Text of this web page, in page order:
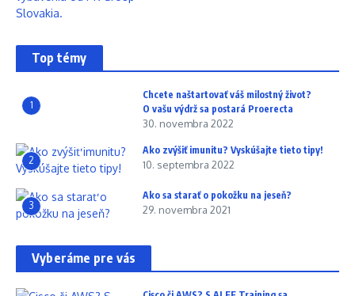
Top témy
1
Chcete naštartovať váš milostný život?
O vašu výdrž sa postará Proerecta
30. novembra 2022
2
Ako zvýšiť imunitu? Vyskúšajte tieto tipy!
10. septembra 2022
3
Ako sa starať o pokožku na jeseň?
29. novembra 2021
Vyberáme pre vás